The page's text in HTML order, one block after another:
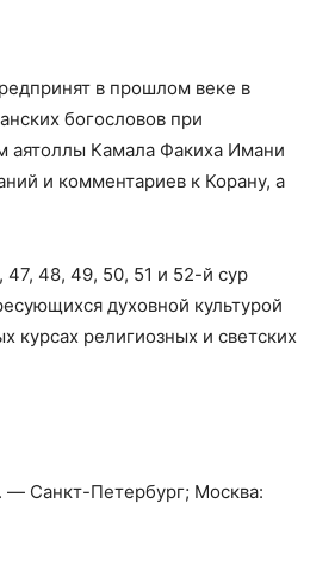
в прошлом веке в
богословов при
аятоллы Камала Факиха Имани
и комментариев к Корану, а
48, 49, 50, 51 и 52-й сур
духовной культурой
курсах религиозных и светских
. — Санкт-Петербург; Москва: